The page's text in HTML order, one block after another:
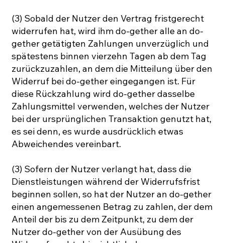
(3) Sobald der Nutzer den Vertrag fristgerecht
widerrufen hat, wird ihm do-gether alle an do-
gether getätigten Zahlungen unverzüglich und
spätestens binnen vierzehn Tagen ab dem Tag
zurückzuzahlen, an dem die Mitteilung über den
Widerruf bei do-gether eingegangen ist. Für
diese Rückzahlung wird do-gether dasselbe
Zahlungsmittel verwenden, welches der Nutzer
bei der ursprünglichen Transaktion genutzt hat,
es sei denn, es wurde ausdrücklich etwas
Abweichendes vereinbart.
(3) Sofern der Nutzer verlangt hat, dass die
Dienstleistungen während der Widerrufsfrist
beginnen sollen, so hat der Nutzer an do-gether
einen angemessenen Betrag zu zahlen, der dem
Anteil der bis zu dem Zeitpunkt, zu dem der
Nutzer do-gether von der Ausübung des